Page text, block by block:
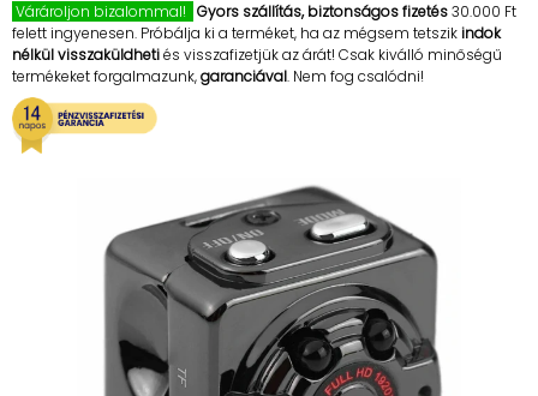
Várároljon bizalommal! Gyors szállítás, biztonságos fizetés30.000 Ft
felett ingyenesen. Próbálja ki a terméket, ha az mégsem tetszikindok
nélkül visszaküldhetiés visszafizetjük az árát! Csak kiválló minőségű
termékeket forgalmazunk,garanciával. Nem fog csalódni!